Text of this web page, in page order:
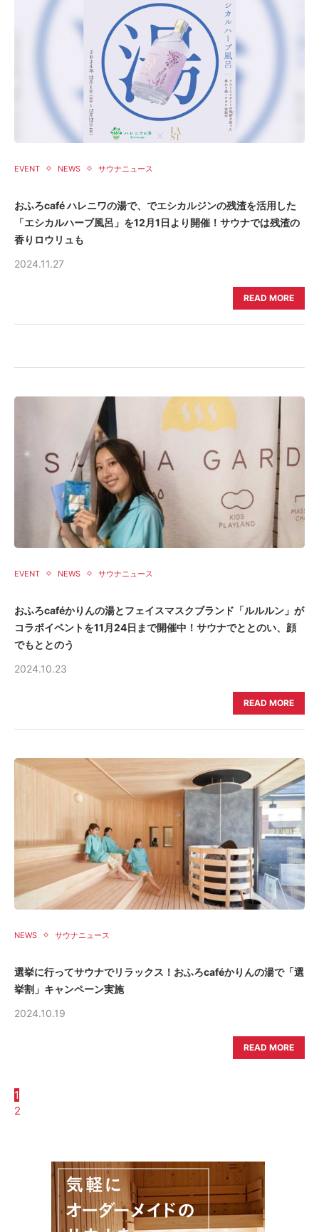
EVENT NEWS サウナニュース
おふろcafé ハレニワの湯で、でエシカルジンの残渣を活用した
「エシカルハーブ風呂」を12月1日より開催！サウナでは残渣の
香りロウリュも
2024.11.27
READ MORE
EVENT NEWS サウナニュース
おふろcaféかりんの湯とフェイスマスクブランド「ルルルン」が
コラボイベントを11月24日まで開催中！サウナでととのい、顔
でもととのう
2024.10.23
READ MORE
NEWS サウナニュース
選挙に行ってサウナでリラックス！おふろcaféかりんの湯で「選
挙割」キャンペーン実施
2024.10.19
READ MORE
1
2